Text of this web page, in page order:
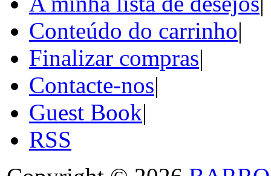
Conteúdo do carrinho|
Finalizar compras|
Contacte-nos|
Guest Book|
RSS